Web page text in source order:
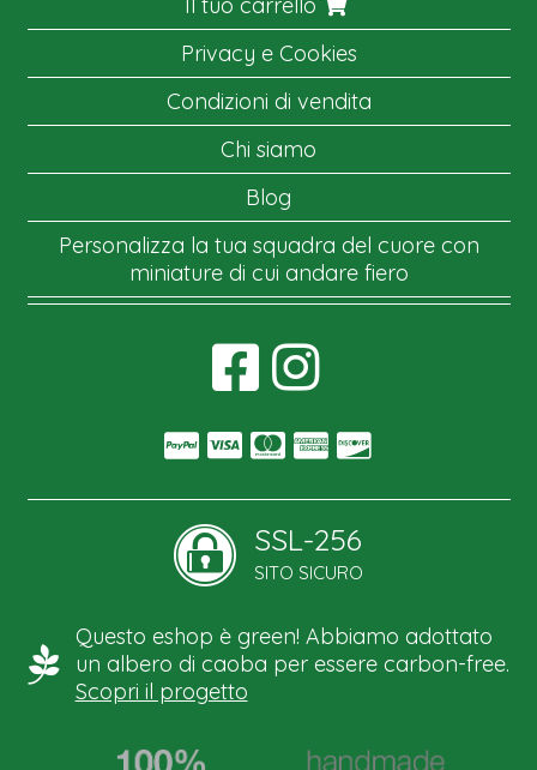
Privacy e Cookies
Condizioni di vendita
Chi siamo
Blog
Personalizza la tua squadra del cuore con
miniature di cui andare fiero
SSL-256
SITO SICURO
Questo eshop è green! Abbiamo adottato
un albero di caoba per essere carbon-free.
Scopri il progetto